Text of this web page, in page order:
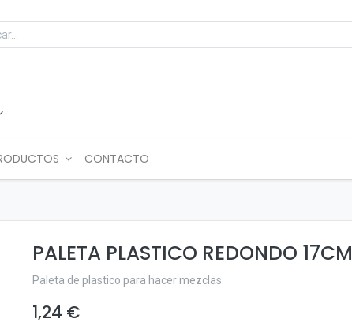
CONTACTO
PALETA PLASTICO REDONDO 17CM
Paleta de plastico para hacer mezclas.
1,24 €